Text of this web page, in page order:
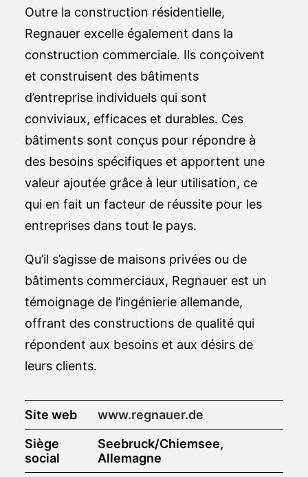
Outre la construction résidentielle,
Regnauer excelle également dans la
construction commerciale. Ils conçoivent
et construisent des bâtiments
d’entreprise individuels qui sont
conviviaux, efficaces et durables. Ces
bâtiments sont conçus pour répondre à
des besoins spécifiques et apportent une
valeur ajoutée grâce à leur utilisation, ce
qui en fait un facteur de réussite pour les
entreprises dans tout le pays.
Qu’il s’agisse de maisons privées ou de
bâtiments commerciaux, Regnauer est un
témoignage de l’ingénierie allemande,
offrant des constructions de qualité qui
répondent aux besoins et aux désirs de
leurs clients.
Site web
www.regnauer.de
Siège
social
Seebruck/Chiemsee,
Allemagne